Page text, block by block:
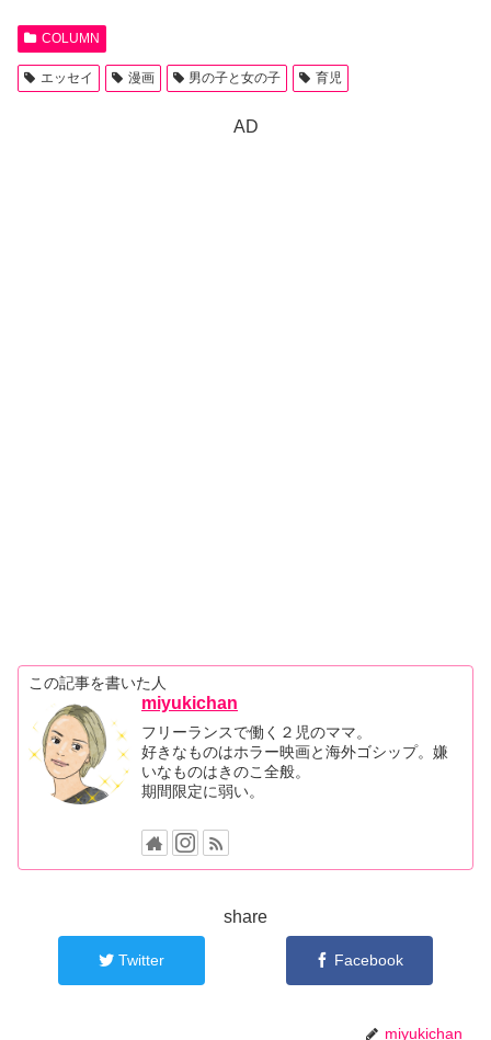
COLUMN
エッセイ 漫画 男の子と女の子 育児
AD
この記事を書いた人
miyukichan
フリーランスで働く２児のママ。
好きなものはホラー映画と海外ゴシップ。嫌
いなものはきのこ全般。
期間限定に弱い。
share
Twitter Facebook
miyukichan